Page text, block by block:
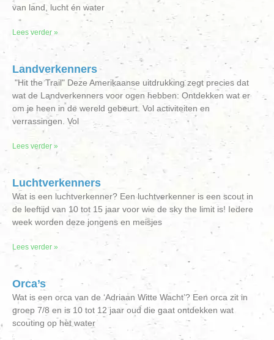
van land, lucht én water
Lees verder »
Landverkenners
"Hit the Trail" Deze Amerikaanse uitdrukking zegt precies dat
wat de Landverkenners voor ogen hebben: Ontdekken wat er
om je heen in de wereld gebeurt. Vol activiteiten en
verrassingen. Vol
Lees verder »
Luchtverkenners
Wat is een luchtverkenner? Een luchtverkenner is een scout in
de leeftijd van 10 tot 15 jaar voor wie de sky the limit is! Iedere
week worden deze jongens en meisjes
Lees verder »
Orca’s
Wat is een orca van de ‘Adriaan Witte Wacht’? Een orca zit in
groep 7/8 en is 10 tot 12 jaar oud die gaat ontdekken wat
scouting op het water